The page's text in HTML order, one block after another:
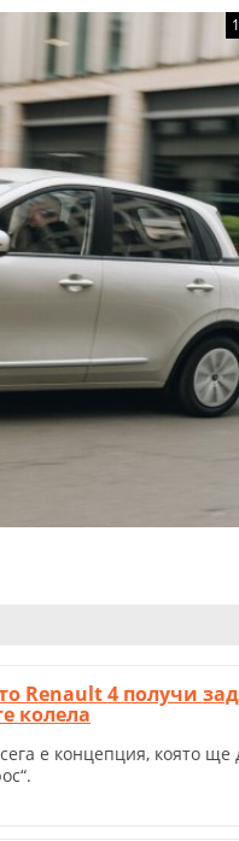
Renault 4 получи
колела
е концепция, която